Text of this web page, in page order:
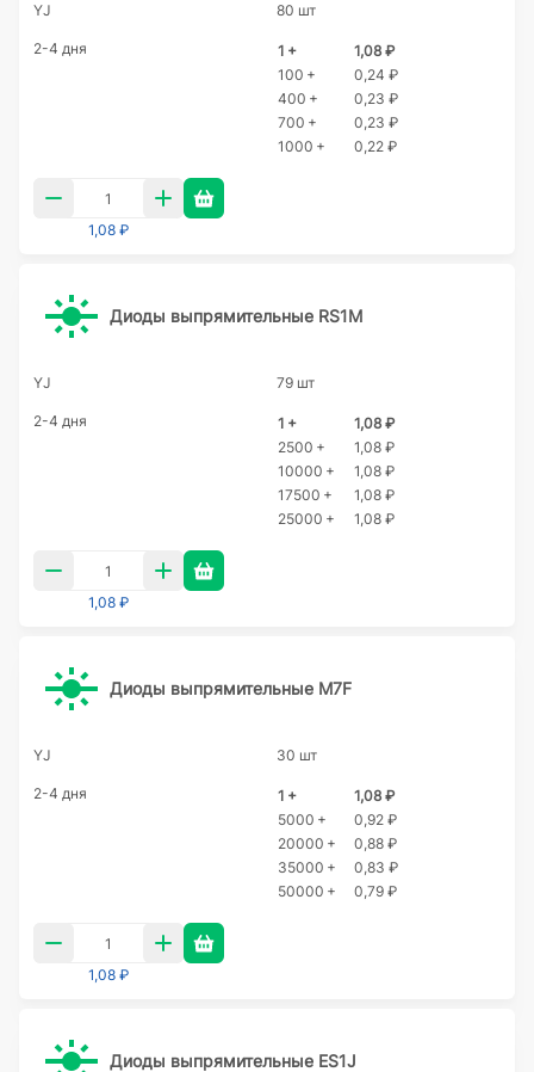
YJ 80 шт
2-4 дня 1 +
1,08 ₽
100 +
0,24 ₽
400 +
0,23 ₽
700 +
0,23 ₽
1000 +
0,22 ₽
1,08 ₽
Диоды выпрямительные RS1M
YJ 79 шт
2-4 дня 1 +
1,08 ₽
2500 +
1,08 ₽
10000 +
1,08 ₽
17500 +
1,08 ₽
25000 +
1,08 ₽
1,08 ₽
Диоды выпрямительные M7F
YJ 30 шт
2-4 дня 1 +
1,08 ₽
5000 +
0,92 ₽
20000 +
0,88 ₽
35000 +
0,83 ₽
50000 +
0,79 ₽
1,08 ₽
Диоды выпрямительные ES1J